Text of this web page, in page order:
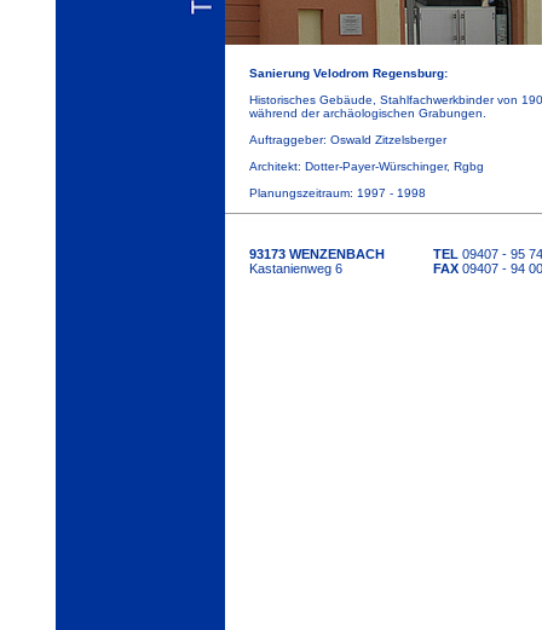
Sanierung Velodrom Regensburg:
Historisches Gebäude, Stahlfachwerkbinder von
während der archäologischen Grabungen.
Auftraggeber: Oswald Zitzelsberger
Architekt: Dotter-Payer-Würschinger, Rgbg
Planungszeitraum: 1997 - 1998
93173 WENZENBACH
Kastanienweg 6
TEL 09407 - 95
FAX 09407 - 94